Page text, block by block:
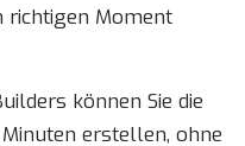
richtigen Moment
können Sie die
erstellen, ohne